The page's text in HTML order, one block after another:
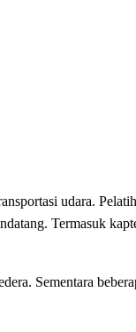
udara.
Termasuk
Sementara